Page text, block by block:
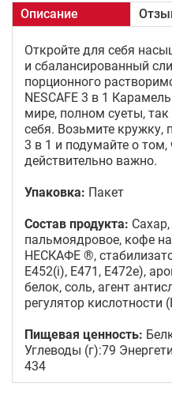
Описание
Откройте для себя
и сбалансированный
порционного
NESCAFE 3 в 1
мире, полном суеты,
себя. Возьмите кружку,
3 в 1 и подумайте о том,
действительно важно.
Упаковка: Пакет
Состав продукта:
пальмоядровое, кофе
НЕСКАФE ®,
E452(i), E471, E472e),
белок, соль, агент
регулятор кислотности
Пищевая ценность:
Углеводы (г):79
434